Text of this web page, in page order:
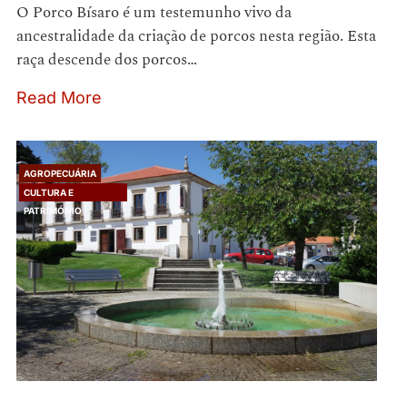
O Porco Bísaro é um testemunho vivo da
ancestralidade da criação de porcos nesta região. Esta
raça descende dos porcos…
Read More
AGROPECUÁRIA
CULTURA E
PATRIMÓNIO